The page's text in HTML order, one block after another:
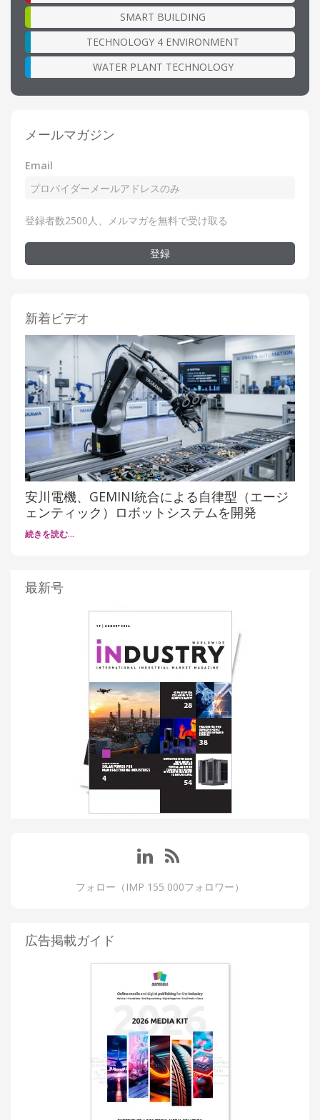
SMART BUILDING
TECHNOLOGY 4 ENVIRONMENT
WATER PLANT TECHNOLOGY
メールマガジン
Email
登録者数2500人、メルマガを無料で受け取る
登録
新着ビデオ
安川電機、GEMINI統合による自律型（エージ
ェンティック）ロボットシステムを開発
続きを読む…
最新号
フォロー（IMP 155 000フォロワー）
広告掲載ガイド